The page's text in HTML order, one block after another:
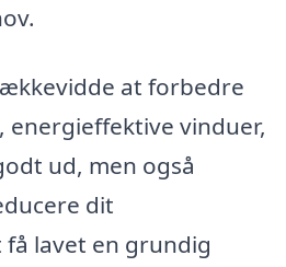
at forbedre
energieffektive vinduer,
ud, men også
dit
lavet en grundig